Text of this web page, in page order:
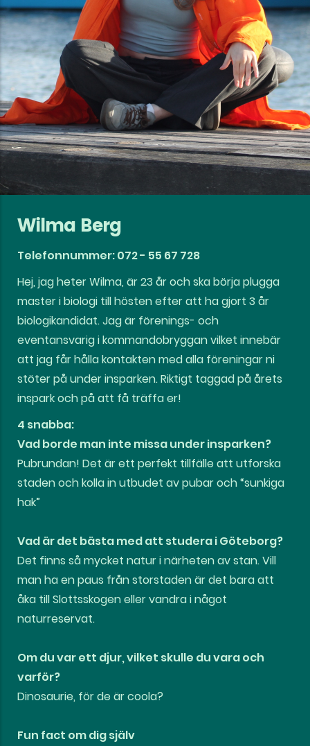
Wilma Berg
Telefonnummer: 072 - 55 67 728
Hej, jag heter Wilma, är 23 år och ska börja plugga
master i biologi till hösten efter att ha gjort 3 år
biologikandidat. Jag är förenings- och
eventansvarig i kommandobryggan vilket innebär
att jag får hålla kontakten med alla föreningar ni
stöter på under insparken. Riktigt taggad på årets
inspark och på att få träffa er!
4 snabba:
Vad borde man inte missa under insparken?
Pubrundan! Det är ett perfekt tillfälle att utforska
staden och kolla in utbudet av pubar och “sunkiga
hak”
Vad är det bästa med att studera i Göteborg?
Det finns så mycket natur i närheten av stan. Vill
man ha en paus från storstaden är det bara att
åka till Slottsskogen eller vandra i något
naturreservat.
Om du var ett djur, vilket skulle du vara och
varför?
Dinosaurie, för de är coola?
Fun fact om dig själv